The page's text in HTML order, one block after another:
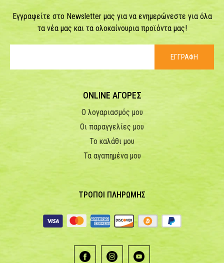
Εγγραφείτε στο Newsletter μας για να ενημερώνεστε για όλα
τα νέα μας και τα ολοκαίνουρια προϊόντα μας!
ΕΓΓΡΑΦΗ
ONLINE ΑΓΟΡΕΣ
Ο λογαριασμός μου
Οι παραγγελίες μου
Το καλάθι μου
Τα αγαπημένα μου
ΤΡΟΠΟΙ ΠΛΗΡΩΜΗΣ